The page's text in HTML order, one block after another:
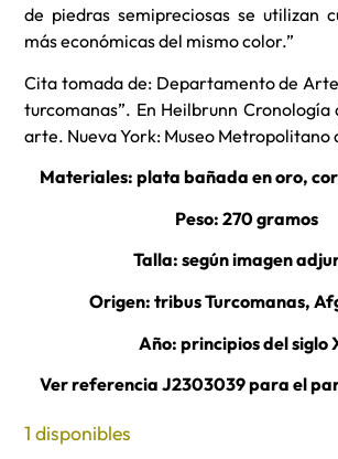
de piedras semipreciosas se utilizan
más económicas del mismo color.”
Cita tomada de: Departamento de
turcomanas”. En Heilbrunn
arte. Nueva York: Museo
Materiales: plata bañada en oro,
Peso: 270 gramos
Talla: según imagen
Origen: tribus Turcomanas,
Año: principios del siglo
Ver referencia J2303039 para el
1 disponibles